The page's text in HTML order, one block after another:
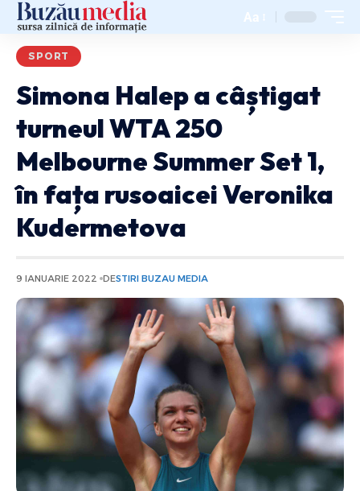
Aa
SPORT
Simona Halep a câștigat
turneul WTA 250
Melbourne Summer Set 1,
în fața rusoaicei Veronika
Kudermetova
9 IANUARIE 2022 DESTIRI BUZAU MEDIA